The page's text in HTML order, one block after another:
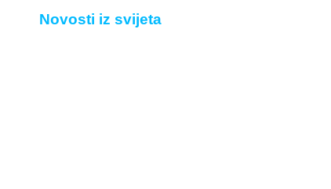
Novosti iz svijeta